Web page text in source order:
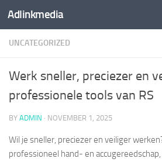
Skip to content
Adlinkmedia
UNCATEGORIZED
Werk sneller, preciezer en
professionele tools van RS
BY ADMIN · NOVEMBER 1, 2025
Wil je sneller, preciezer en veiliger
professioneel hand- en